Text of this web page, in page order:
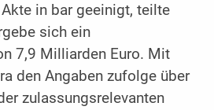
in bar geeinigt, teilte
sich ein
7,9 Milliarden Euro. Mit
den Angaben zufolge über
zulassungsrelevanten